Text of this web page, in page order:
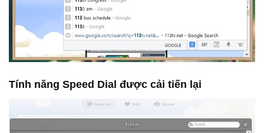
Tính năng Speed Dial được cải tiến lại